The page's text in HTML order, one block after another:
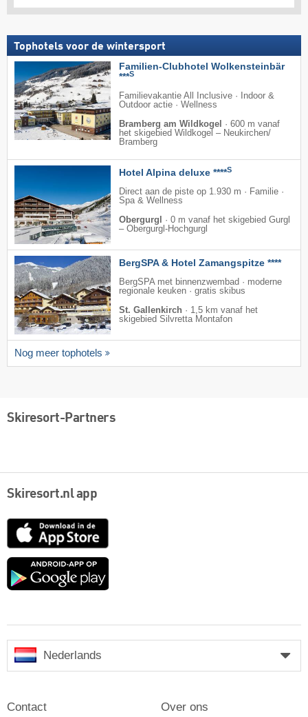
Tophotels voor de wintersport
Familien-Clubhotel Wolkensteinbär
***S
Familievakantie All Inclusive · Indoor &
Outdoor actie · Wellness
Bramberg am Wildkogel
· 600 m vanaf
het skigebied Wildkogel – Neukirchen/​
Bramberg
Hotel Alpina deluxe ****S
Direct aan de piste op 1.930 m · Familie ·
Spa & Wellness
Obergurgl
· 0 m vanaf het skigebied Gurgl
– Obergurgl-Hochgurgl
BergSPA & Hotel Zamangspitze ****
BergSPA met binnenzwembad · moderne
regionale keuken · gratis skibus
St. Gallenkirch · 1,5 km vanaf het
skigebied Silvretta Montafon
Nog meer tophotels
Skiresort-Partners
Skiresort.nl app
App
Google
Nederlands
Contact Over ons